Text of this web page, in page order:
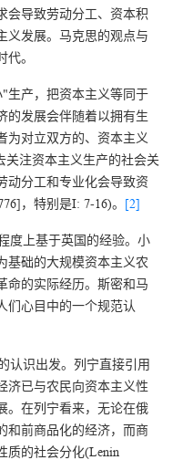
会导致劳动分工、资本积
义发展。马克思的观点与
。
产，把资本主义等同于
的发展会伴随着以拥有生
为对立双方的、资本主义
注资本主义生产的社会关
动分工和专业化会导致资
，特别是I: 7-16)。 [2]
度上基于英国的经验。小
基础的大规模资本主义农
命的实际经历。斯密和马
们心目中的一个规范认
认识出发。列宁直接引用
济已与农民向资本主义性
。在列宁看来，无论在俄
和前商品化的经济，而商
质的社会分化(Lenin